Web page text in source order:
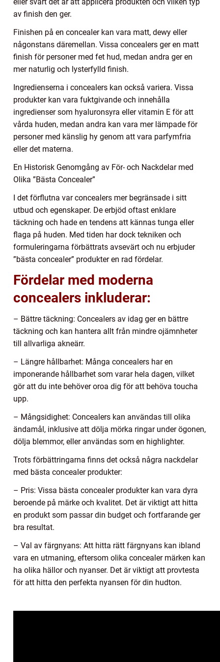
av finish den ger.
Finishen på en concealer kan vara matt, dewy eller
någonstans däremellan. Vissa concealers ger en matt
finish för personer med fet hud, medan andra ger en
mer naturlig och lysterfylld finish.
Ingredienserna i concealers kan också variera. Vissa
produkter kan vara fuktgivande och innehålla
ingredienser som hyaluronsyra eller vitamin E för att
vårda huden, medan andra kan vara mer lämpade för
personer med känslig hy genom att vara parfymfria
eller det materna.
En Historisk Genomgång av För- och Nackdelar med
Olika ”Bästa Concealer”
I det förflutna var concealers mer begränsade i sitt
utbud och egenskaper. De erbjöd oftast enklare
täckning och hade en tendens att kännas tunga eller
flaga på huden. Med tiden har dock tekniken och
formuleringarna förbättrats avsevärt och nu erbjuder
”bästa concealer” produkter en rad fördelar.
Fördelar med moderna
concealers inkluderar:
– Bättre täckning: Concealers av idag ger en bättre
täckning och kan hantera allt från mindre ojämnheter
till allvarliga akneärr.
– Längre hållbarhet: Många concealers har en
imponerande hållbarhet som varar hela dagen, vilket
gör att du inte behöver oroa dig för att behöva toucha
upp.
– Mångsidighet: Concealers kan användas till olika
ändamål, inklusive att dölja mörka ringar under ögonen,
dölja blemmor, eller användas som en highlighter.
Trots förbättringarna finns det också några nackdelar
med bästa concealer produkter:
– Pris: Vissa bästa concealer produkter kan vara dyra
beroende på märke och kvalitet. Det är viktigt att hitta
en produkt som passar din budget och fortfarande ger
bra resultat.
– Val av färgnyans: Att hitta rätt färgnyans kan ibland
vara en utmaning, eftersom olika concealer märken kan
ha olika hällor och nyanser. Det är viktigt att provtesta
för att hitta den perfekta nyansen för din hudton.